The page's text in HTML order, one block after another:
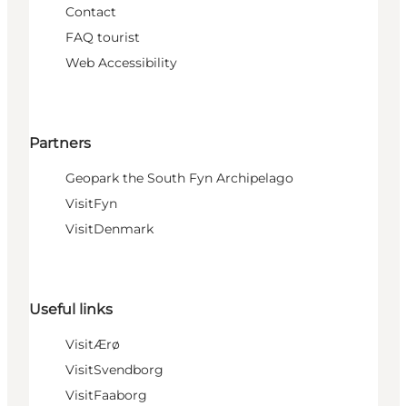
Contact
FAQ tourist
Web Accessibility
Partners
Geopark the South Fyn Archipelago
VisitFyn
VisitDenmark
Useful links
VisitÆrø
VisitSvendborg
VisitFaaborg